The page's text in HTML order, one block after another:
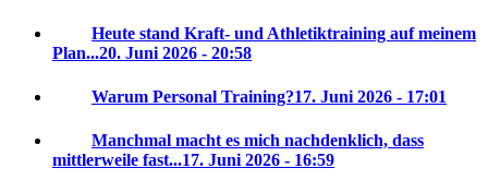
Heute stand Kraft- und Athletiktraining auf meinem
Plan...20. Juni 2026 - 20:58
Warum Personal Training?17. Juni 2026 - 17:01
Manchmal macht es mich nachdenklich, dass
mittlerweile fast...17. Juni 2026 - 16:59